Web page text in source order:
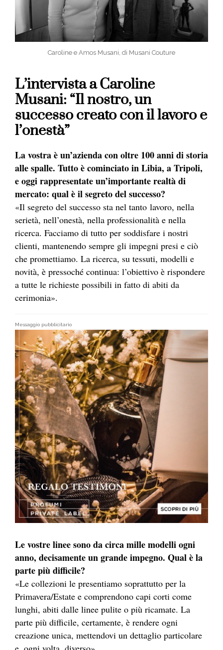
Caroline e Amos Musani, di Musani Couture
L’intervista a Caroline
Musani: “Il nostro, un
successo creato con il lavoro e
l’onestà”
La vostra è un’azienda con oltre 100 anni di storia
alle spalle. Tutto è cominciato in Libia, a Tripoli,
e oggi rappresentate un’importante realtà di
mercato: qual è il segreto del successo?
«Il segreto del successo sta nel tanto lavoro, nella
serietà, nell’onestà, nella professionalità e nella
ricerca. Facciamo di tutto per soddisfare i nostri
clienti, mantenendo sempre gli impegni presi e ciò
che promettiamo. La ricerca, su tessuti, modelli e
novità, è pressoché continua: l’obiettivo è rispondere
a tutte le richieste possibili in fatto di abiti da
cerimonia».
Messaggio pubblicitario
Le vostre linee sono da circa mille modelli ogni
anno, decisamente un grande impegno. Qual è la
parte più difficile?
«Le collezioni le presentiamo soprattutto per la
Primavera/Estate e comprendono capi corti come
lunghi, abiti dalle linee pulite o più ricamate. La
parte più difficile, certamente, è rendere ogni
creazione unica, mettendovi un dettaglio particolare